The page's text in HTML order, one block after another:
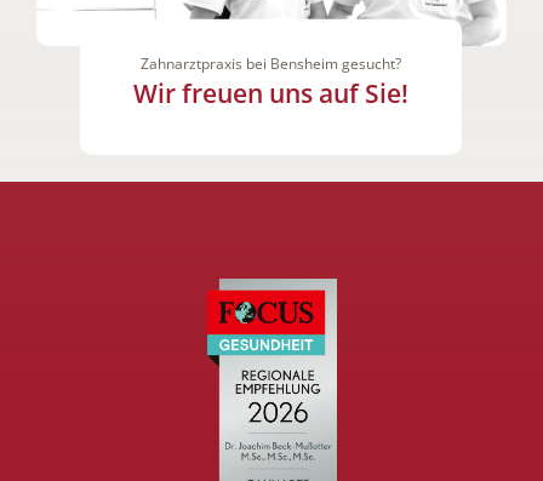
Zahnarztpraxis bei Bensheim gesucht?
Wir freuen uns auf Sie!